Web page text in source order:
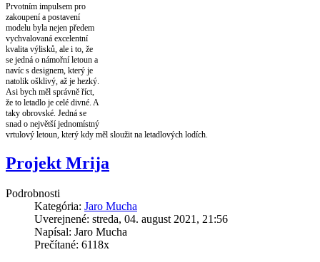
Prvotním impulsem pro
zakoupení a postavení
modelu byla nejen předem
vychvalovaná excelentní
kvalita výlisků, ale i to, že
se jedná o námořní letoun a
navíc s designem, který je
natolik ošklivý, až je hezký.
Asi bych měl správně říct,
že to letadlo je celé divné. A
taky obrovské. Jedná se
snad o největší jednomístný
vrtulový letoun, který kdy měl sloužit na letadlových lodích.
Projekt Mrija
Podrobnosti
Kategória: Jaro Mucha
Uverejnené: streda, 04. august 2021, 21:56
Napísal: Jaro Mucha
Prečítané: 6118x